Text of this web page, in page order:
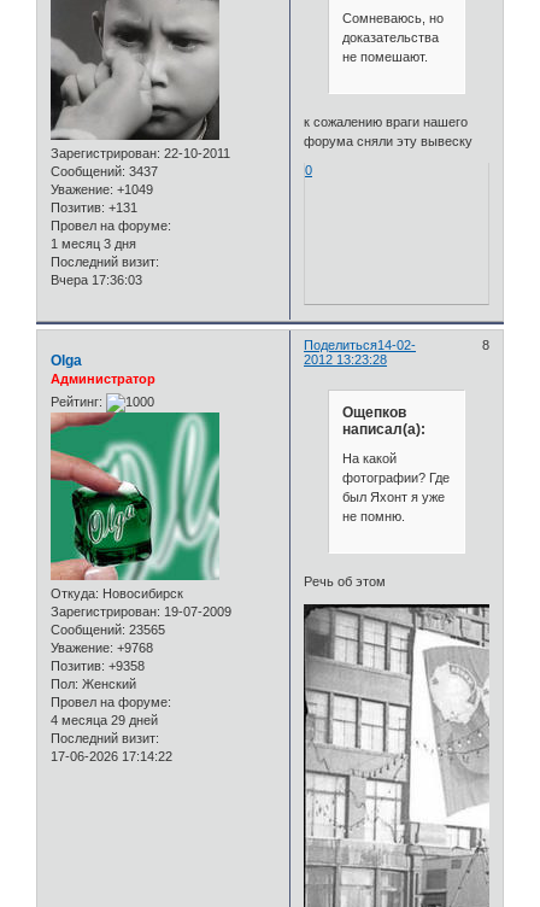
Зарегистрирован: 22-10-2011
Сообщений: 3437
Уважение: +1049
Позитив: +131
Провел на форуме:
1 месяц 3 дня
Последний визит:
Вчера 17:36:03
Сомневаюсь, но
доказательства
не помешают.
к сожалению враги нашего
форума сняли эту вывеску
0
Поделиться 8
14-02-
2012 13:23:28
Olga
Администратор
Рейтинг:
Откуда: Новосибирск
Зарегистрирован: 19-07-2009
Сообщений: 23565
Уважение: +9768
Позитив: +9358
Пол: Женский
Провел на форуме:
4 месяца 29 дней
Последний визит:
17-06-2026 17:14:22
Ощепков
написал(а):
На какой
фотографии? Где
был Яхонт я уже
не помню.
Речь об этом